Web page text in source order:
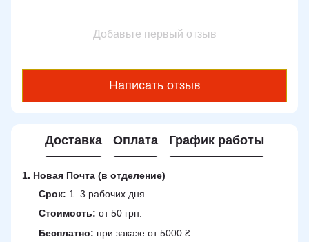
Добавьте первый отзыв
Написать отзыв
Доставка Оплата График работы
1. Новая Почта (в отделение)
Срок: 1–3 рабочих дня.
Стоимость: от 50 грн.
Бесплатно: при заказе от 5000 ₴.